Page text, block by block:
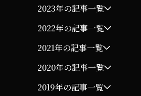
2023年の記事一覧
2022年の記事一覧
2021年の記事一覧
2020年の記事一覧
2019年の記事一覧